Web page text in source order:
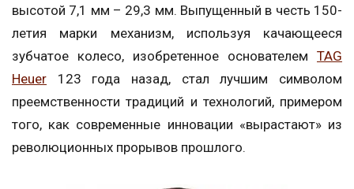
высотой 7,1 мм – 29,3 мм. Выпущенный в честь 150-
летия марки механизм, используя качающееся
зубчатое колесо, изобретенное основателем TAG
Heuer 123 года назад, стал лучшим символом
преемственности традиций и технологий, примером
того, как современные инновации «вырастают» из
революционных прорывов прошлого.